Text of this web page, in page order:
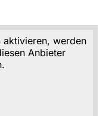
aktivieren, werden
Anbieter